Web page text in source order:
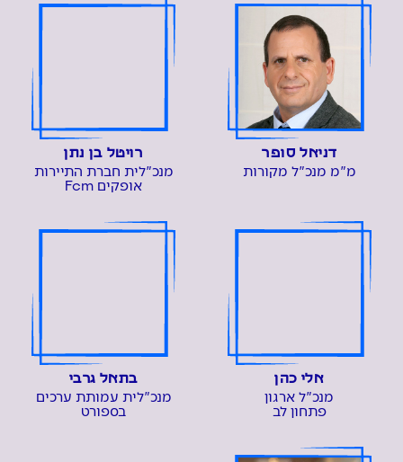
דניאל סופר
מ"מ מנכ"ל מקורות
רויטל בן נתן
מנכ"לית חברת התיירות
אופקים Fcm
אלי כהן
מנכ"ל ארגון
פתחון לב
בתאל גרבי
מנכ"לית עמותת ערכים
בספורט